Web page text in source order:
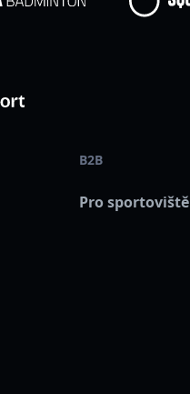
B2B
Pro sportoviště